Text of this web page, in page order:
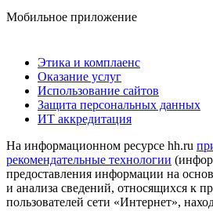
Мобильное приложение
Этика и комплаенс
Оказание услуг
Использование сайтов
Защита персональных данных
ИТ аккредитация
На информационном ресурсе hh.ru
рекомендательные технологии
предоставления информации на
и анализа сведений, относящихся к
пользователей сети «Интернет»,